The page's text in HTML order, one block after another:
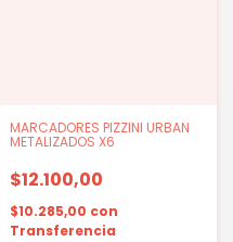
MARCADORES PIZZINI URBAN
METALIZADOS X6
$12.100,00
$10.285,00 con
Transferencia